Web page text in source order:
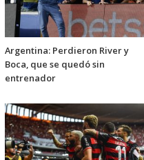
Argentina: Perdieron River y
Boca, que se quedó sin
entrenador